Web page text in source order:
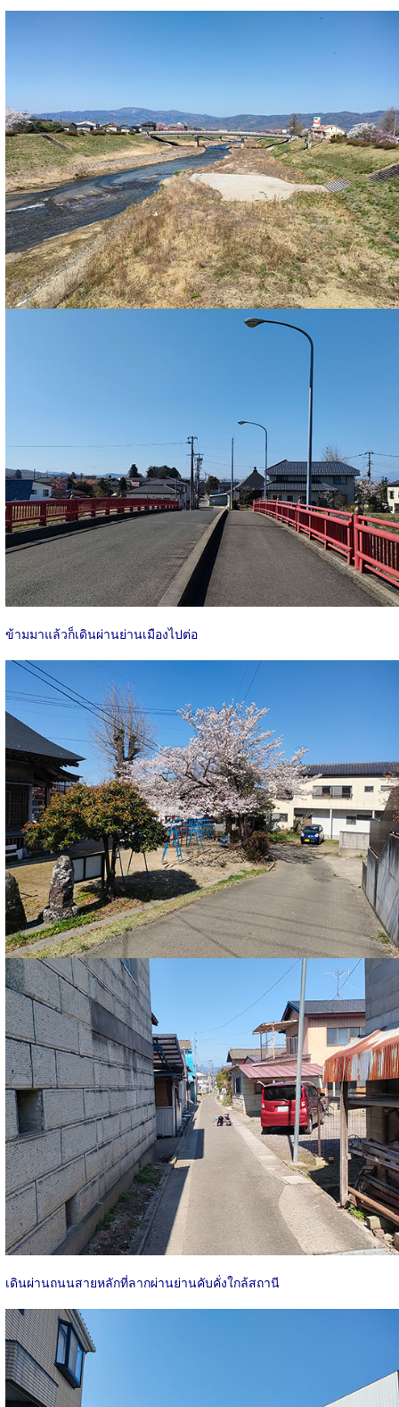
ข้ามมาแล้วก็เดินผ่านย่านเมืองไปต่อ
เดินผ่านถนนสายหลักที่ลากผ่านย่านคับคั่งใกล้สถานี